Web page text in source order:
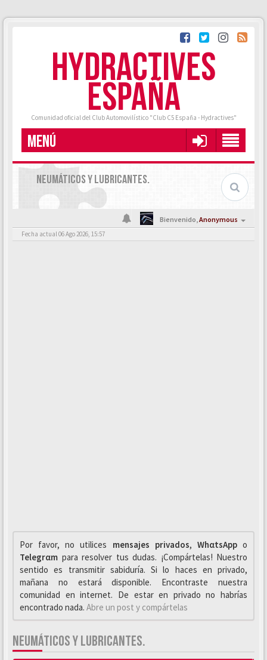
HYDRACTIVES
ESPAÑA
Comunidad oficial del Club Automovilístico "Club C5 España - Hydractives"
MENÚ
NEUMÁTICOS Y LUBRICANTES.
Bienvenido,Anonymous
Fecha actual 06 Ago 2026, 15:57
Por favor, no utilices mensajes privados, WhαtsAppo
Telegrαm para resolver tus dudas. ¡Compártelas! Nuestro
sentido es transmitir sabiduría. Si lo haces en privado,
mañana no estará disponible. Encontraste nuestra
comunidad en internet. De estar en privado no habrías
encontrado nada. Abre un post y compártelas
NEUMÁTICOS Y LUBRICANTES.